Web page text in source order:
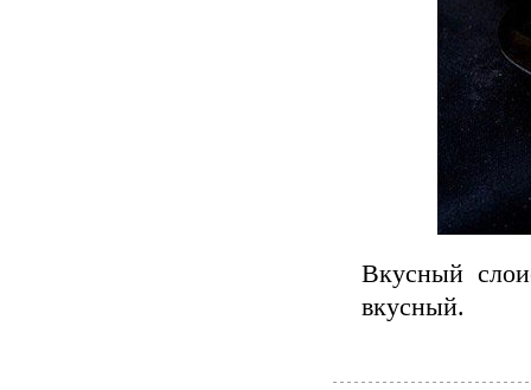
Вкусный
вкусный.